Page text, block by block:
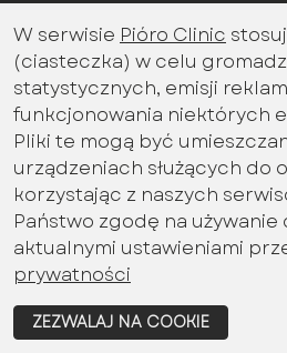
Bądź na bieżąco z
promocjami
Imię i nazwisko
Email
Wyrażam zgodę na
osobowych określonych
W serwisie Pióro Clinic
(ciasteczka) w celu
statystycznych, emisji
funkcjonowania niektórych
Pliki te mogą być
urządzeniach służących do
korzystając z naszych
Państwo zgodę na
aktualnymi ustawieniami
prywatności
ZEZWALAJ NA COOKIE